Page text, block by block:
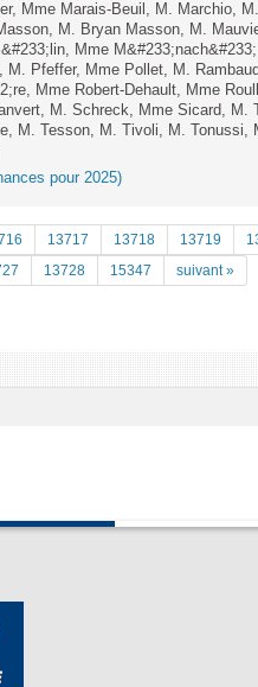
Mme Marais-Beuil, M. Marchio,
M. Bryan Masson, M.
Mme
M. Pfeffer, Mme Pollet, M.
Mme Robert-Dehault, Mme
M. Schreck, Mme Sicard, M.
M. Tesson, M. Tivoli, M.
pour 2025)
13717 13718 13719
13728 15347 suivant »